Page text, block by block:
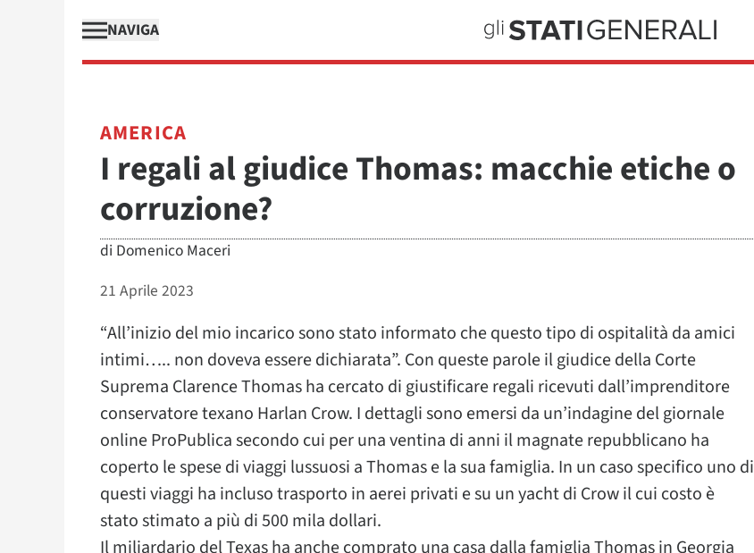
NAVIGA
AMERICA
I regali al giudice Thomas: macchie etiche o
corruzione?
di Domenico Maceri
21 Aprile 2023
“All’inizio del mio incarico sono stato informato che questo tipo di ospitalità da amici
intimi….. non doveva essere dichiarata”. Con queste parole il giudice della Corte
Suprema Clarence Thomas ha cercato di giustificare regali ricevuti dall’imprenditore
conservatore texano Harlan Crow. I dettagli sono emersi da un’indagine del giornale
online ProPublica secondo cui per una ventina di anni il magnate repubblicano ha
coperto le spese di viaggi lussuosi a Thomas e la sua famiglia. In un caso specifico uno di
questi viaggi ha incluso trasporto in aerei privati e su un yacht di Crow il cui costo è
stato stimato a più di 500 mila dollari.
Il miliardario del Texas ha anche comprato una casa dalla famiglia Thomas in Georgia